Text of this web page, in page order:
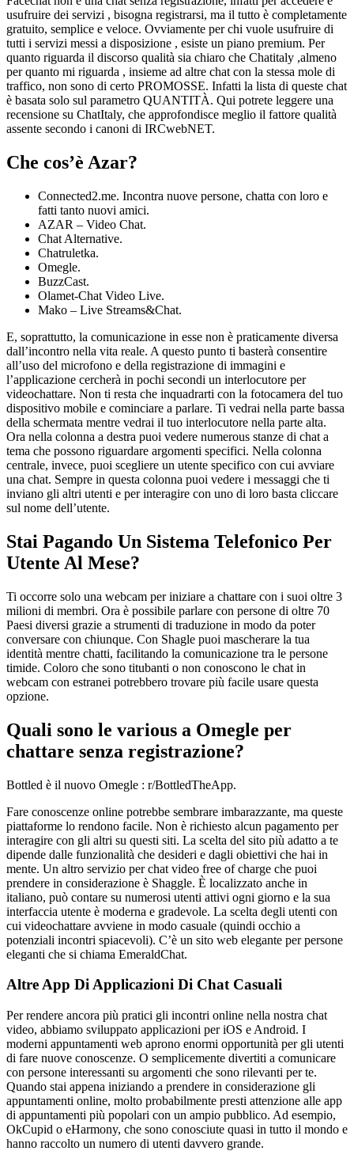
usufruire dei servizi , bisogna registrarsi, ma il tutto è completamente
gratuito, semplice e veloce. Ovviamente per chi vuole usufruire di
tutti i servizi messi a disposizione , esiste un piano premium. Per
quanto riguarda il discorso qualità sia chiaro che Chatitaly ,almeno
per quanto mi riguarda , insieme ad altre chat con la stessa mole di
traffico, non sono di certo PROMOSSE. Infatti la lista di queste chat
è basata solo sul parametro QUANTITÀ. Qui potrete leggere una
recensione su ChatItaly, che approfondisce meglio il fattore qualità
assente secondo i canoni di IRCwebNET.
Che cos’è Azar?
Connected2.me. Incontra nuove persone, chatta con loro e
fatti tanto nuovi amici.
AZAR – Video Chat.
Chat Alternative.
Chatruletka.
Omegle.
BuzzCast.
Olamet-Chat Video Live.
Mako – Live Streams&Chat.
E, soprattutto, la comunicazione in esse non è praticamente diversa
dall’incontro nella vita reale. A questo punto ti basterà consentire
all’uso del microfono e della registrazione di immagini e
l’applicazione cercherà in pochi secondi un interlocutore per
videochattare. Non ti resta che inquadrarti con la fotocamera del tuo
dispositivo mobile e cominciare a parlare. Ti vedrai nella parte bassa
della schermata mentre vedrai il tuo interlocutore nella parte alta.
Ora nella colonna a destra puoi vedere numerous stanze di chat a
tema che possono riguardare argomenti specifici. Nella colonna
centrale, invece, puoi scegliere un utente specifico con cui avviare
una chat. Sempre in questa colonna puoi vedere i messaggi che ti
inviano gli altri utenti e per interagire con uno di loro basta cliccare
sul nome dell’utente.
Stai Pagando Un Sistema Telefonico Per
Utente Al Mese?
Ti occorre solo una webcam per iniziare a chattare con i suoi oltre 3
milioni di membri. Ora è possibile parlare con persone di oltre 70
Paesi diversi grazie a strumenti di traduzione in modo da poter
conversare con chiunque. Con Shagle puoi mascherare la tua
identità mentre chatti, facilitando la comunicazione tra le persone
timide. Coloro che sono titubanti o non conoscono le chat in
webcam con estranei potrebbero trovare più facile usare questa
opzione.
Quali sono le various a Omegle per
chattare senza registrazione?
Bottled è il nuovo Omegle : r/BottledTheApp.
Fare conoscenze online potrebbe sembrare imbarazzante, ma queste
piattaforme lo rendono facile. Non è richiesto alcun pagamento per
interagire con gli altri su questi siti. La scelta del sito più adatto a te
dipende dalle funzionalità che desideri e dagli obiettivi che hai in
mente. Un altro servizio per chat video free of charge che puoi
prendere in considerazione è Shaggle. È localizzato anche in
italiano, può contare su numerosi utenti attivi ogni giorno e la sua
interfaccia utente è moderna e gradevole. La scelta degli utenti con
cui videochattare avviene in modo casuale (quindi occhio a
potenziali incontri spiacevoli). C’è un sito web elegante per persone
eleganti che si chiama EmeraldChat.
Altre App Di Applicazioni Di Chat Casuali
Per rendere ancora più pratici gli incontri online nella nostra chat
video, abbiamo sviluppato applicazioni per iOS e Android. I
moderni appuntamenti web aprono enormi opportunità per gli utenti
di fare nuove conoscenze. O semplicemente divertiti a comunicare
con persone interessanti su argomenti che sono rilevanti per te.
Quando stai appena iniziando a prendere in considerazione gli
appuntamenti online, molto probabilmente presti attenzione alle app
di appuntamenti più popolari con un ampio pubblico. Ad esempio,
OkCupid o eHarmony, che sono conosciute quasi in tutto il mondo e
hanno raccolto un numero di utenti davvero grande.